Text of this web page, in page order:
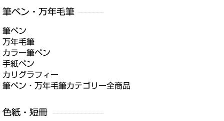
筆ペン
万年毛筆
カラー筆ペン
手紙ペン
カリグラフィー
筆ペン・万年毛筆カテゴリー全商品